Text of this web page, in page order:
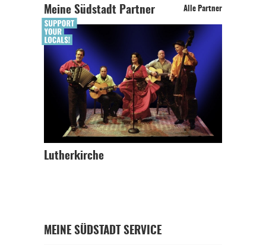
Meine Südstadt Partner Alle Partner
Lutherkirche
MEINE SÜDSTADT SERVICE